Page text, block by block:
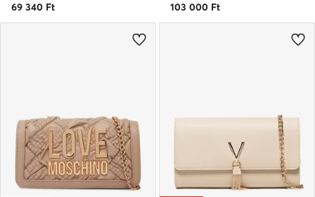
69 340 Ft
103 000 Ft